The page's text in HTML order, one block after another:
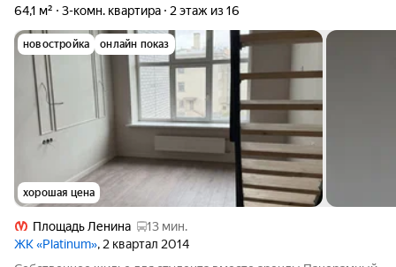
64,1 м² 3-комн. квартира 2 этаж из 16
новостройка онлайн показ
хорошая цена
Площадь Ленина
13 мин.
ЖК «Platinum», 2 квартал 2014